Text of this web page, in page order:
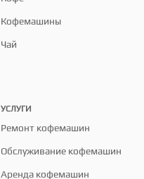
Кофемашины
Чай
УСЛУГИ
Ремонт кофемашин
Обслуживание кофемашин
Аренда кофемашин